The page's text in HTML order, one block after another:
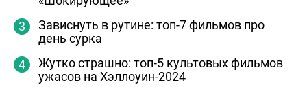
Зависнуть в рутине: топ-7 фильмов про
день сурка
Жутко страшно: топ-5 культовых фильмов
ужасов на Хэллоуин-2024